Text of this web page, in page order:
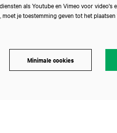
als Youtube en Vimeo voor video's
moet je toestemming geven tot het
Minimale cookies